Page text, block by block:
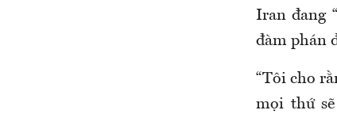
Iran đang
đàm phán
“Tôi cho
mọi thứ